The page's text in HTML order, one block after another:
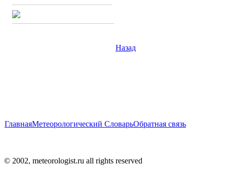
Назад
ГлавнаяМетеорологический СловарьОбратная связь
© 2002, meteorologist.ru all rights reserved